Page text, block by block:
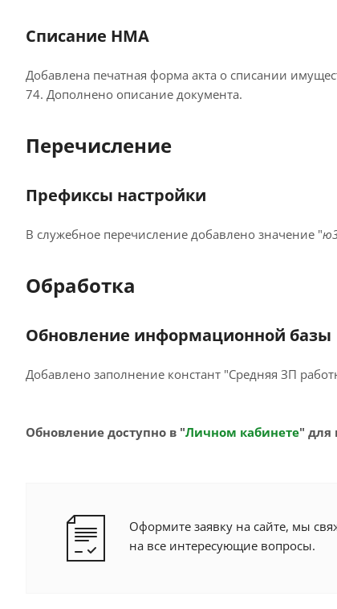
Списание НМА
Добавлена печатная форма акта о списании
74. Дополнено описание документа.
Перечисление
Префиксы настройки
В служебное перечисление добавлено значение "
Обработка
Обновление информационной базы
Добавлено заполнение констант "Средняя ЗП
Обновление доступно в "Личном кабинете" для
Оформите заявку на сайте, мы
на все интересующие вопросы.